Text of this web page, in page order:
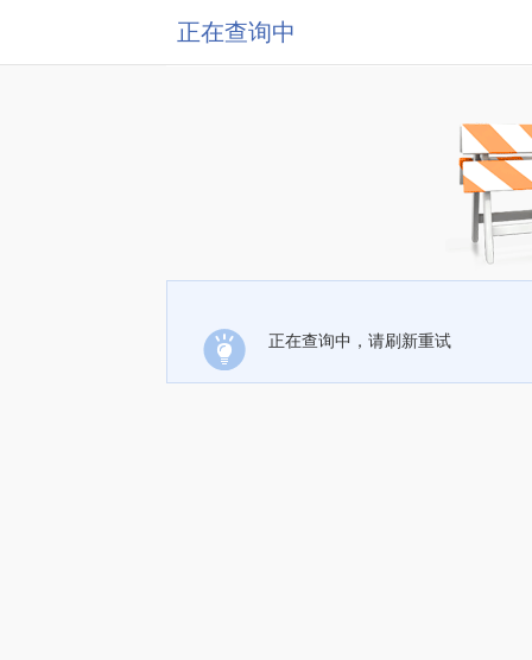
正在查询中
正在查询中，请刷新重试